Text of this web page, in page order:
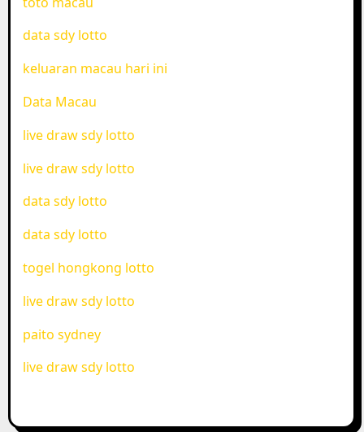
data sdy lotto
keluaran macau hari ini
Data Macau
live draw sdy lotto
live draw sdy lotto
data sdy lotto
data sdy lotto
togel hongkong lotto
live draw sdy lotto
paito sydney
live draw sdy lotto